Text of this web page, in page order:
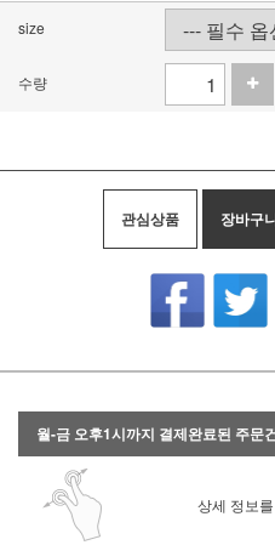
size
수량
관심상품 장바구
월-금 오후1시까지 결제완료된 주문
상세 정보